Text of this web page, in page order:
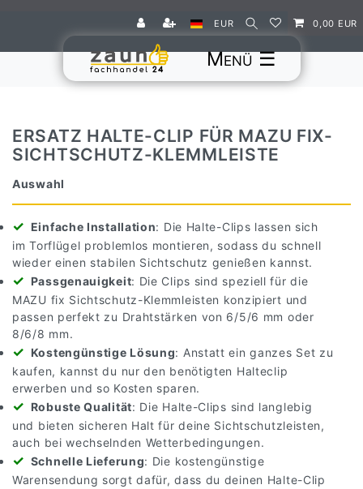
EUR 0,00 EUR
☰
ERSATZ HALTE-CLIP FÜR MAZU FIX-
SICHTSCHUTZ-KLEMMLEISTE
Auswahl
Einfache Installation: Die Halte-Clips lassen sich
im Torflügel problemlos montieren, sodass du schnell
wieder einen stabilen Sichtschutz genießen kannst.
Passgenauigkeit: Die Clips sind speziell für die
MAZU fix Sichtschutz-Klemmleisten konzipiert und
passen perfekt zu Drahtstärken von 6/5/6 mm oder
8/6/8 mm.
Kostengünstige Lösung: Anstatt ein ganzes Set zu
kaufen, kannst du nur den benötigten Halteclip
erwerben und so Kosten sparen.
Robuste Qualität: Die Halte-Clips sind langlebig
und bieten sicheren Halt für deine Sichtschutzleisten,
auch bei wechselnden Wetterbedingungen.
Schnelle Lieferung: Die kostengünstige
Warensendung sorgt dafür, dass du deinen Halte-Clip